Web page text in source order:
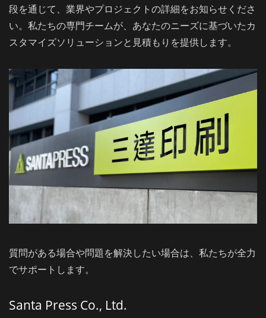
段を通じて、業界やプロジェクトの詳細をお知らせくださ
い。私たちの専門チームが、あなたのニーズに基づいたカ
スタマイズソリューションと見積もりを提供します。
質問がある場合や問題を解決したい場合は、私たちが全力
でサポートします。
Santa Press Co., Ltd.